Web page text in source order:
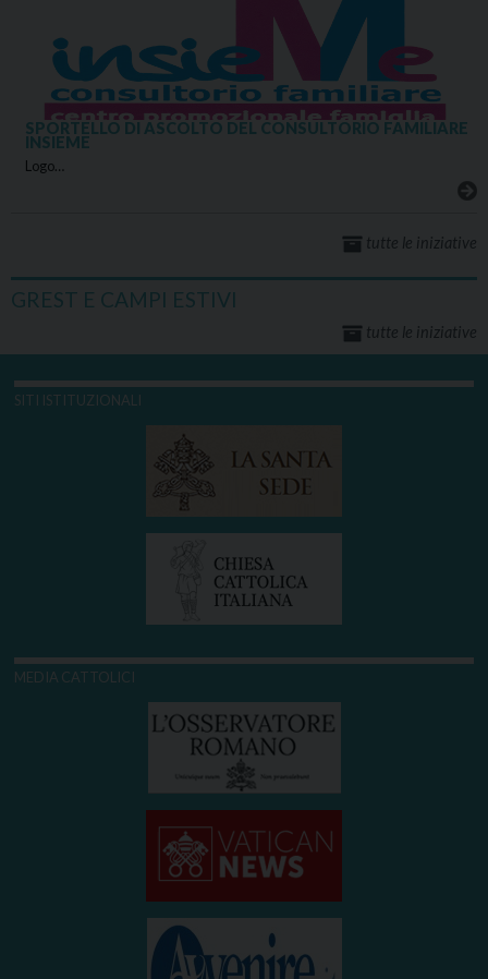
SPORTELLO DI ASCOLTO DEL CONSULTORIO FAMILIARE
INSIEME
Logo…
tutte le iniziative
GREST E CAMPI ESTIVI
tutte le iniziative
SITI ISTITUZIONALI
MEDIA CATTOLICI